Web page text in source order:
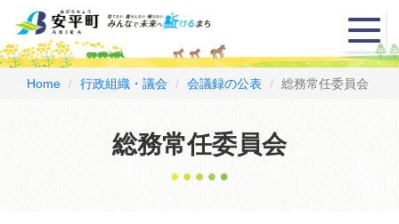
メ
ニ
ュ
ー
Home 行政組織・議会 会議録の公表 総務常任委員会
総務常任委員会